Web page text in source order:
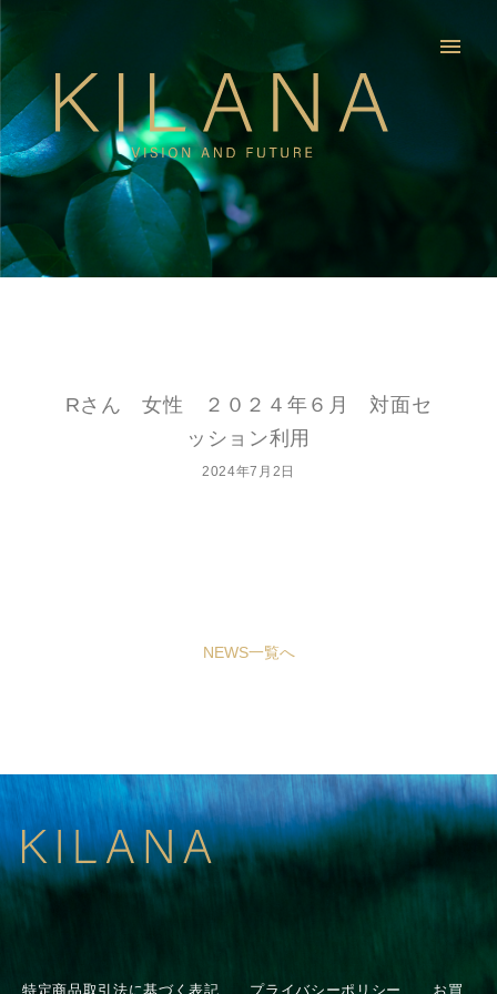
menu
Rさん 女性 ２０２４年６月 対面セ
ッション利用
2024年7月2日
NEWS一覧へ
特定商品取引法に基づく表記 プライバシーポリシー お買